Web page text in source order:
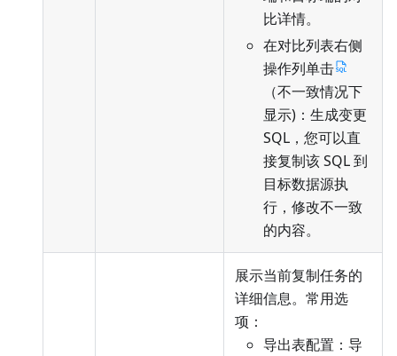
比详情。
在对比列表右侧
操作列单击
（不一致情况下
显示)：生成变更
SQL，您可以直
接复制该 SQL 到
目标数据源执
行，修改不一致
的内容。
展示当前复制任务的
详细信息。常用选
项：
导出表配置：导